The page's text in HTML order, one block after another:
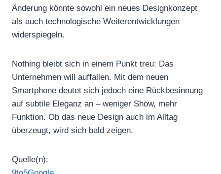
Änderung könnte sowohl ein neues Designkonzept
als auch technologische Weiterentwicklungen
widerspiegeln.
Nothing bleibt sich in einem Punkt treu: Das
Unternehmen will auffallen. Mit dem neuen
Smartphone deutet sich jedoch eine Rückbesinnung
auf subtile Eleganz an – weniger Show, mehr
Funktion. Ob das neue Design auch im Alltag
überzeugt, wird sich bald zeigen.
Quelle(n):